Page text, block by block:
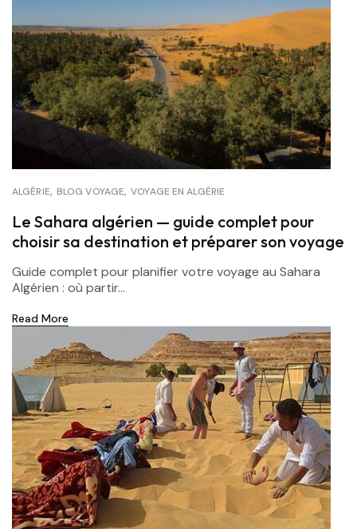
ALGÉRIE BLOG VOYAGE VOYAGE EN ALGÉRIE
Le Sahara algérien — guide complet pour
choisir sa destination et préparer son voyage
Guide complet pour planifier votre voyage au Sahara
Algérien : où partir...
Read More